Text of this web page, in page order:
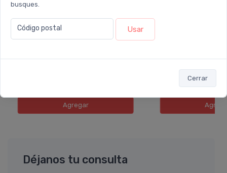
busques.
Código postal Usar
Cerrar
Pack 8 Cellasene Gold
$1.199.990
Agregar
GRATISy sumás
Déjanos tu consulta